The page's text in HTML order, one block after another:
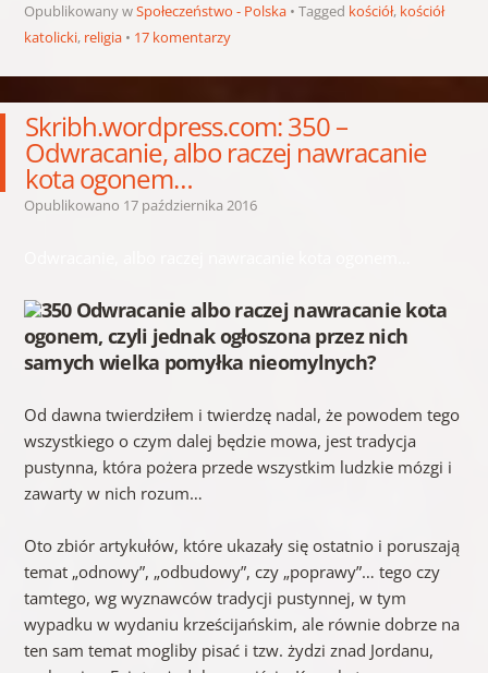
Opublikowany wSpołeczeństwo - Polska Tagged kościół, kościół
katolicki, religia 17 komentarzy
Skribh.wordpress.com: 350 –
Odwracanie, albo raczej nawracanie
kota ogonem…
Opublikowano 17 października 2016
350 Odwracanie albo raczej nawracanie kota
ogonem, czyli jednak ogłoszona przez nich
samych wielka pomyłka nieomylnych?
Od dawna twierdziłem i twierdzę nadal, że powodem tego
wszystkiego o czym dalej będzie mowa, jest tradycja
pustynna, która pożera przede wszystkim ludzkie mózgi i
zawarty w nich rozum…
Oto zbiór artykułów, które ukazały się ostatnio i poruszają
temat „odnowy”, „odbudowy”, czy „poprawy”… tego czy
tamtego, wg wyznawców tradycji pustynnej, w tym
wypadku w wydaniu krześcijańskim, ale równie dobrze na
ten sam temat mogliby pisać i tzw. żydzi znad Jordanu,